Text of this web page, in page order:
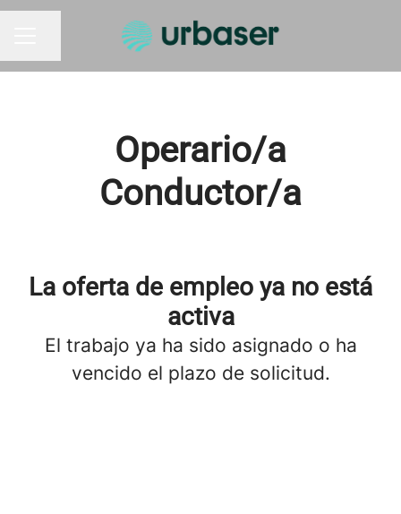
MENÚ DE EMPLEO
Compartir página
Operario/a
Conductor/a
La oferta de empleo ya no está
activa
El trabajo ya ha sido asignado o ha
vencido el plazo de solicitud.